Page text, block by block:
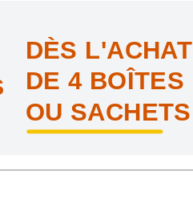
DÈS L'ACHAT
DE 4 BOÎTES
OU SACHETS
!